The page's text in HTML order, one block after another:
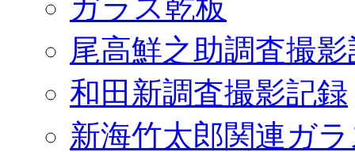
ガラス乾板
尾高鮮之助調査撮
和田新調査撮影記録
新海竹太郎関連ガ